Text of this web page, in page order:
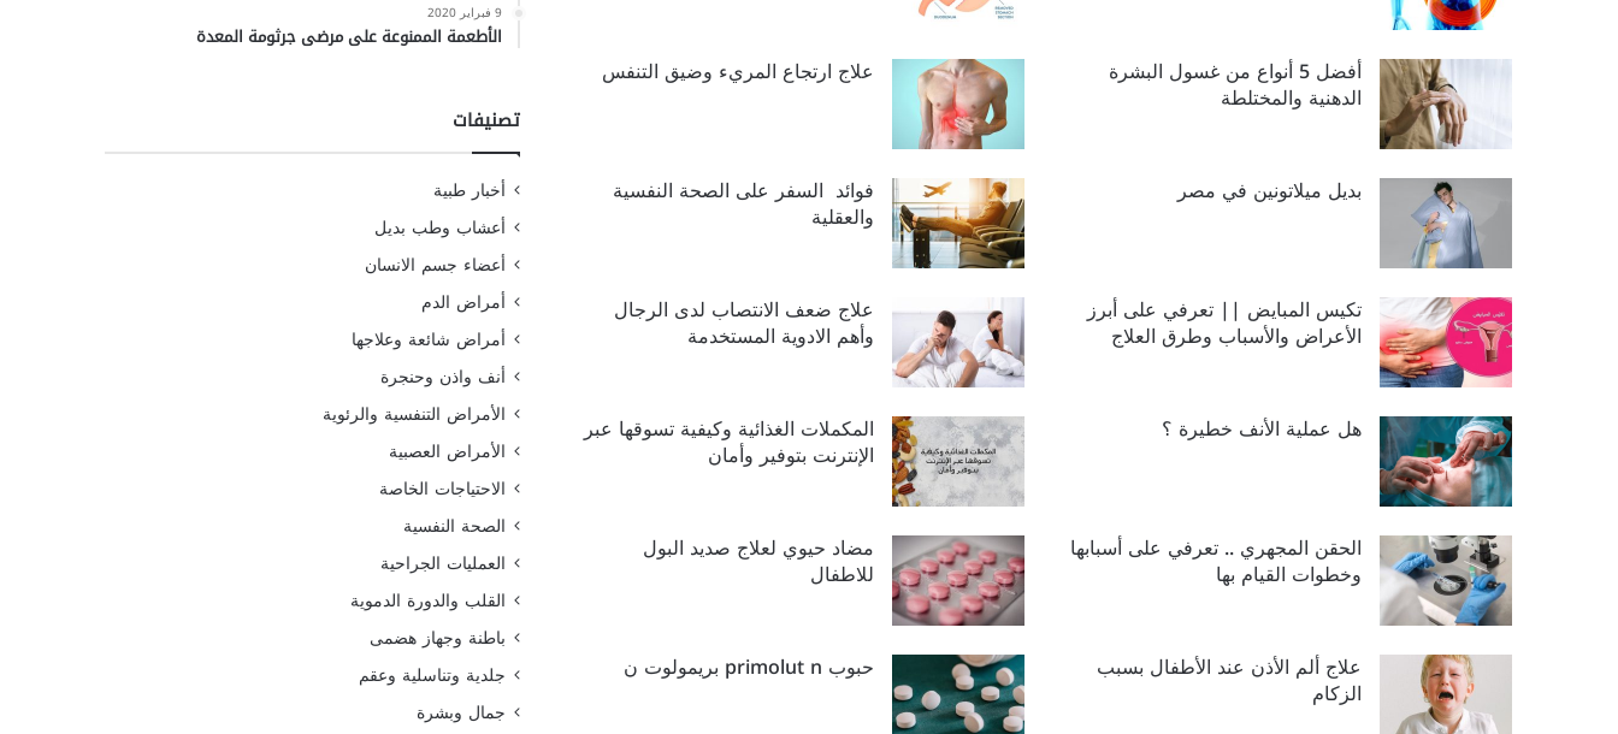
أفضل 5 أنواع من غسول البشرة
الدهنية والمختلطة
علاج ارتجاع المريء وضيق التنفس
بديل ميلاتونين في مصر فوائد السفر على الصحة النفسية
والعقلية
تكيس المبايض || تعرفي على أبرز
الأعراض والأسباب وطرق العلاج
علاج ضعف الانتصاب لدى الرجال
وأهم الادوية المستخدمة
هل عملية الأنف خطيرة ؟ المكملات الغذائية وكيفية تسوقها عبر
الإنترنت بتوفير وأمان
الحقن المجهري .. تعرفي على أسبابها
وخطوات القيام بها
مضاد حيوي لعلاج صديد البول
للاطفال
علاج ألم الأذن عند الأطفال بسبب
الزكام
حبوب primolut n بريمولوت ن
9 فبراير 2020
الأطعمة الممنوعة على مرضى جرثومة المعدة
تصنيفات
أخبار طبية
أعشاب وطب بديل
أعضاء جسم الانسان
أمراض الدم
أمراض شائعة وعلاجها
أنف واذن وحنجرة
الأمراض التنفسية والرئوية
الأمراض العصبية
الاحتياجات الخاصة
الصحة النفسية
العمليات الجراحية
القلب والدورة الدموية
باطنة وجهاز هضمى
جلدية وتناسلية وعقم
جمال وبشرة